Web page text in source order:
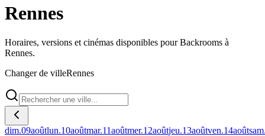
Rennes
Horaires, versions et cinémas disponibles pour Backrooms à
Rennes.
Changer de villeRennes
dim.09aoûtlun.10aoûtmar.11aoûtmer.12aoûtjeu.13aoûtven.14août